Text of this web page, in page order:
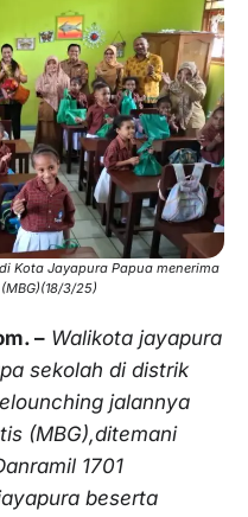
Kota Jayapura Papua menerima
3/25)
– Walikota jayapura
sekolah di distrik
jalannya
(MBG),ditemani
1701
beserta